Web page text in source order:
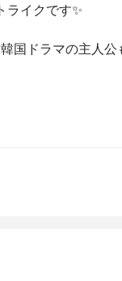
ライクです✨
国ドラマの主人